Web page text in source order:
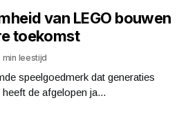
van LEGO bouwen
toekomst
min leestijd
speelgoedmerk dat generaties
de afgelopen ja...